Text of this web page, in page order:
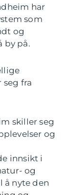
har
som
og
by på.
seg fra
skiller seg
og
innsikt i
og
nyte den